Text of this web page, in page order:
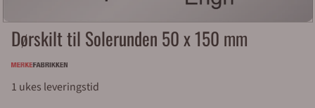
Dørskilt til Solerunden 50 x 150 mm
1 ukes leveringstid